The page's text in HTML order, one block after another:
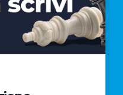
AL
CINEMA
NELLA
CAMPAGNA